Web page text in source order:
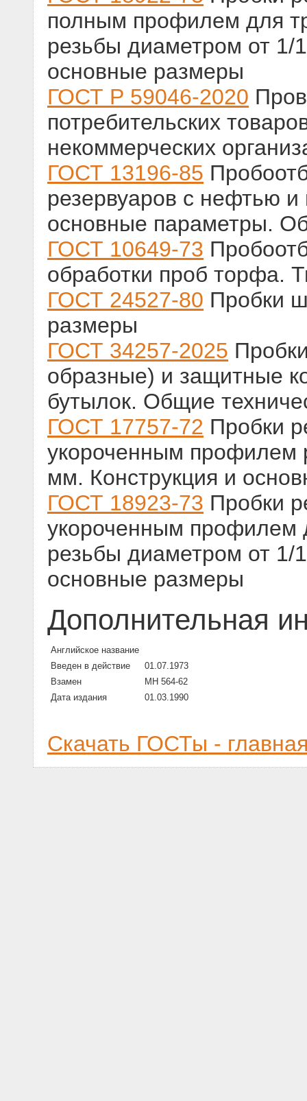
полным профилем для
резьбы диаметром от 1/
основные размеры
ГОСТ Р 59046-2020
потребительских
некоммерческих
ГОСТ 13196-85
резервуаров с нефтью
основные параметры.
ГОСТ 10649-73
обработки проб торфа.
ГОСТ 24527-80 Пробки
размеры
ГОСТ 34257-2025
образные) и защитные
бутылок. Общие
ГОСТ 17757-72 Пробки
укороченным профилем
мм. Конструкция и
ГОСТ 18923-73 Пробки
укороченным профилем
резьбы диаметром от 1/
основные размеры
Дополнительная
Английское название
Введен в действие
01.07.1973
Взамен
МН 564-62
Дата издания
01.03.1990
Скачать ГОСТы -